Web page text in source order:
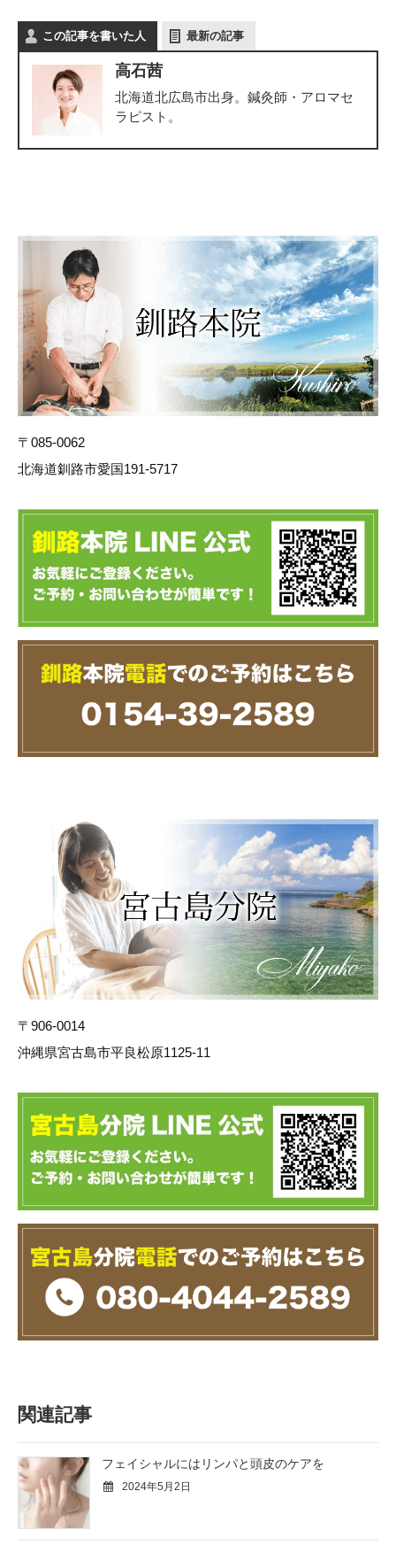
この記事を書いた人 最新の記事
高石茜
北海道北広島市出身。鍼灸師・アロマセ
ラピスト。
〒085-0062
北海道釧路市愛国191-5717
〒906-0014
沖縄県宮古島市平良松原1125-11
関連記事
フェイシャルにはリンパと頭皮のケアを
2024年5月2日